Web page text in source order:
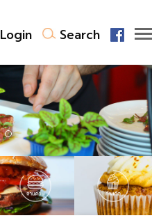
Login Search